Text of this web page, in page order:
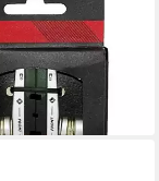
Promax
für V-Brake
6-7 Werktagen bei dir